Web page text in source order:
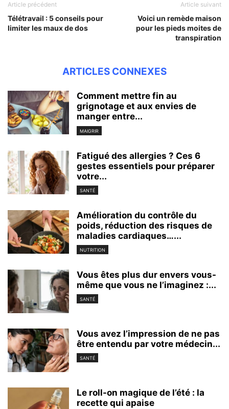
Article précédent
Télétravail : 5 conseils pour
limiter les maux de dos
Article suivant
Voici un remède maison
pour les pieds moites de
transpiration
ARTICLES CONNEXES
Comment mettre fin au
grignotage et aux envies de
manger entre...
MAIGRIR
Fatigué des allergies ? Ces 6
gestes essentiels pour préparer
votre...
SANTÉ
Amélioration du contrôle du
poids, réduction des risques de
maladies cardiaques…...
NUTRITION
Vous êtes plus dur envers vous-
même que vous ne l’imaginez :...
SANTÉ
Vous avez l’impression de ne pas
être entendu par votre médecin...
SANTÉ
Le roll-on magique de l’été : la
recette qui apaise